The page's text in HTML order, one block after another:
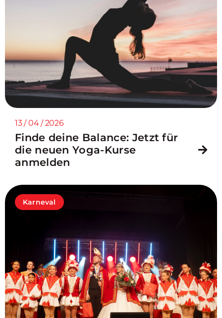
13 / 04 / 2026
Finde deine Balance: Jetzt für
die neuen Yoga-Kurse
anmelden
Karneval